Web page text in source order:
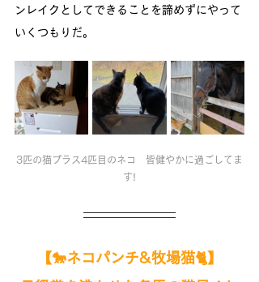
ンレイクとしてできることを諦めずにやって
いくつもりだ。
3匹の猫プラス4匹目のネコ　皆健やかに過ごしてま
す!
【🐎ネコパンチ&牧場猫🐈】